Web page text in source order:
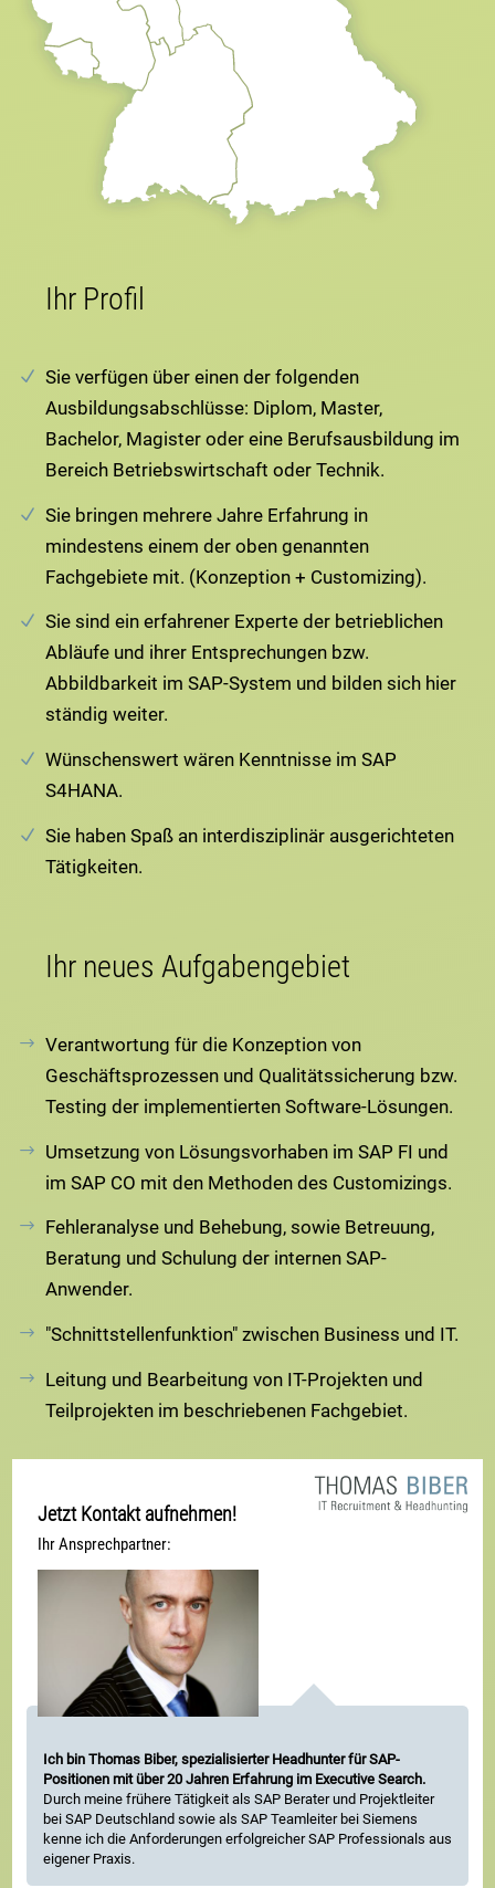
Ihr Profil
Sie verfügen über einen der folgenden
Ausbildungsabschlüsse: Diplom, Master,
Bachelor, Magister oder eine Berufsausbildung im
Bereich Betriebswirtschaft oder Technik.
Sie bringen mehrere Jahre Erfahrung in
mindestens einem der oben genannten
Fachgebiete mit. (Konzeption + Customizing).
Sie sind ein erfahrener Experte der betrieblichen
Abläufe und ihrer Entsprechungen bzw.
Abbildbarkeit im SAP-System und bilden sich hier
ständig weiter.
Wünschenswert wären Kenntnisse im SAP
S4HANA.
Sie haben Spaß an interdisziplinär ausgerichteten
Tätigkeiten.
Ihr neues Aufgabengebiet
Verantwortung für die Konzeption von
Geschäftsprozessen und Qualitätssicherung bzw.
Testing der implementierten Software-Lösungen.
Umsetzung von Lösungsvorhaben im SAP FI und
im SAP CO mit den Methoden des Customizings.
Fehleranalyse und Behebung, sowie Betreuung,
Beratung und Schulung der internen SAP-
Anwender.
"Schnittstellenfunktion" zwischen Business und IT.
Leitung und Bearbeitung von IT-Projekten und
Teilprojekten im beschriebenen Fachgebiet.
Jetzt Kontakt aufnehmen!
Ihr Ansprechpartner:
Ich bin Thomas Biber, spezialisierter Headhunter für SAP-
Positionen mit über 20 Jahren Erfahrung im Executive Search.
Durch meine frühere Tätigkeit als SAP Berater und Projektleiter
bei SAP Deutschland sowie als SAP Teamleiter bei Siemens
kenne ich die Anforderungen erfolgreicher SAP Professionals aus
eigener Praxis.